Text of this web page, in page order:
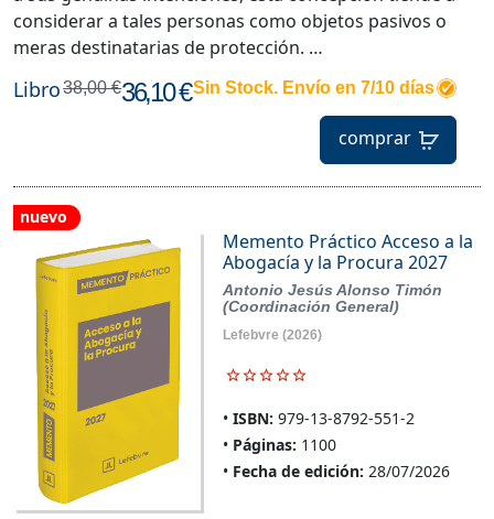
Libro38,00 €36,10 €Sin Stock. Envío en 7/10 días
comprar
considerar a tales personas como objetos pasivos o
meras destinatarias de protección. …
nuevo
Memento Práctico Acceso a la
Abogacía y la Procura 2027
Antonio Jesús Alonso Timón
(Coordinación General)
Lefebvre (2026)
ISBN: 979-13-8792-551-2
Páginas: 1100
Fecha de edición: 28/07/2026